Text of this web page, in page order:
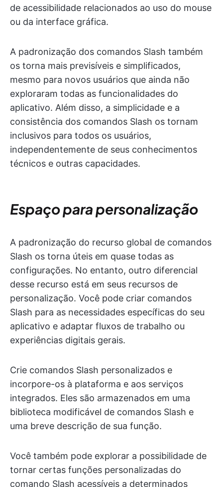
de acessibilidade relacionados ao uso do mouse
ou da interface gráfica.
A padronização dos comandos Slash também
os torna mais previsíveis e simplificados,
mesmo para novos usuários que ainda não
exploraram todas as funcionalidades do
aplicativo. Além disso, a simplicidade e a
consistência dos comandos Slash os tornam
inclusivos para todos os usuários,
independentemente de seus conhecimentos
técnicos e outras capacidades.
Espaço para personalização
A padronização do recurso global de comandos
Slash os torna úteis em quase todas as
configurações. No entanto, outro diferencial
desse recurso está em seus recursos de
personalização. Você pode criar comandos
Slash para as necessidades específicas do seu
aplicativo e adaptar fluxos de trabalho ou
experiências digitais gerais.
Crie comandos Slash personalizados e
incorpore-os à plataforma e aos serviços
integrados. Eles são armazenados em uma
biblioteca modificável de comandos Slash e
uma breve descrição de sua função.
Você também pode explorar a possibilidade de
tornar certas funções personalizadas do
comando Slash acessíveis a determinados